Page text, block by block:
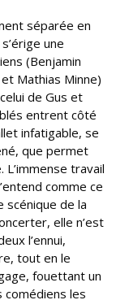
séparée en
une
(Benjamin
Mathias Minne)
de Gus et
entrent côté
infatigable, se
que permet
travail
comme ce
scénique de la
elle n’est
l’ennui,
tout en le
fouettant un
comédiens les